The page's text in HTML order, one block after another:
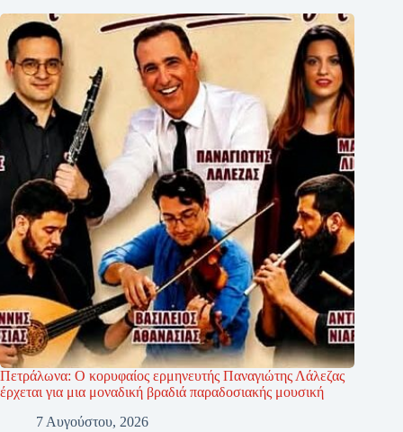
Πετράλωνα: Ο κορυφαίος ερμηνευτής Παναγιώτης Λάλεζας
έρχεται για μια μοναδική βραδιά παραδοσιακής μουσική
7 Αυγούστου, 2026